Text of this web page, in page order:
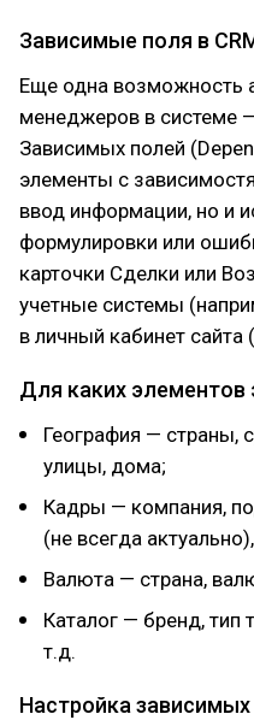
Зависимые поля в
Еще одна возможность
менеджеров в системе
Зависимых полей
элементы с
ввод информации, но и
формулировки или
карточки Сделки или
учетные системы
в личный кабинет сайта
Для каких элементов
География — страны,
улицы, дома;
Кадры — компания,
(не всегда
Валюта — страна,
Каталог — бренд, тип
т.д.
Настройка